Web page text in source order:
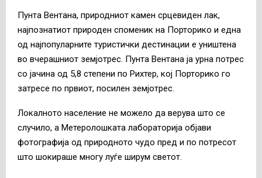
Пунта Вентана, природниот камен срцевиден лак,
најпознатиoт природен споменик на Порторико и една
од најпопуларните туристички дестинации е уништена
во вчерашниот земјотрес. Пунта Вентана ја урна потрес
со јачина од 5,8 степени по Рихтер, кој Порторико го
затресе по првиот, посилен земјотрес.
Локалното население не можело да верува што се
случило, а Метеролошката лабораторија објави
фотографија од природното чудо пред и по потресот
што шокираше многу луѓе ширум светот.